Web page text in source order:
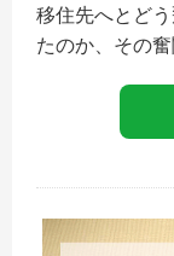
移住先へとどう
たのか、 その